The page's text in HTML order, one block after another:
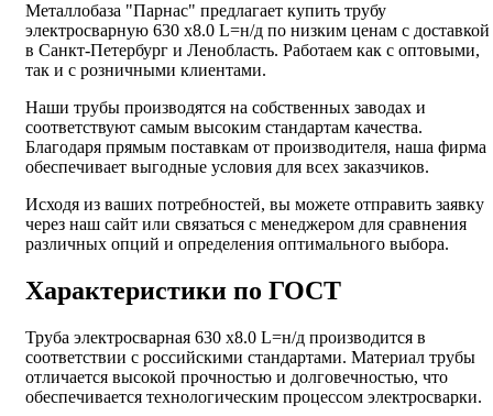
Металлобаза "Парнас" предлагает купить трубу
электросварную 630 х8.0 L=н/д по низким ценам с доставкой
в Санкт-Петербург и Ленобласть. Работаем как с оптовыми,
так и с розничными клиентами.
Наши трубы производятся на собственных заводах и
соответствуют самым высоким стандартам качества.
Благодаря прямым поставкам от производителя, наша фирма
обеспечивает выгодные условия для всех заказчиков.
Исходя из ваших потребностей, вы можете отправить заявку
через наш сайт или связаться с менеджером для сравнения
различных опций и определения оптимального выбора.
Характеристики по ГОСТ
Труба электросварная 630 х8.0 L=н/д производится в
соответствии с российскими стандартами. Материал трубы
отличается высокой прочностью и долговечностью, что
обеспечивается технологическим процессом электросварки.